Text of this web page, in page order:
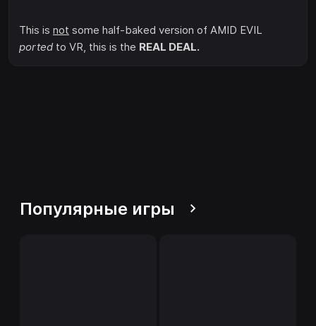
This is not some half-baked version of AMID EVIL
ported to VR, this is the REAL DEAL.
Популярные игры